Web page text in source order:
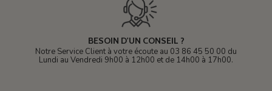
BESOIN D'UN CONSEIL ?
Notre Service Client à votre écoute au 03 86 45 50 00 du
Lundi au Vendredi 9h00 à 12h00 et de 14h00 à 17h00.